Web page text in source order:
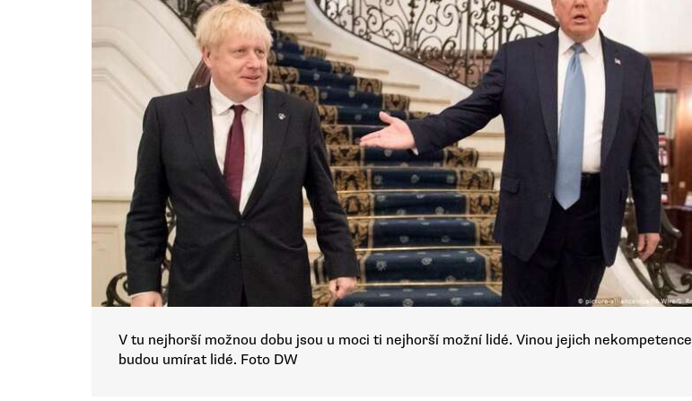
V tu nejhorší možnou dobu jsou u moci ti nejhorší možní lidé. Vinou jejich nekompetence
budou umírat lidé. Foto DW